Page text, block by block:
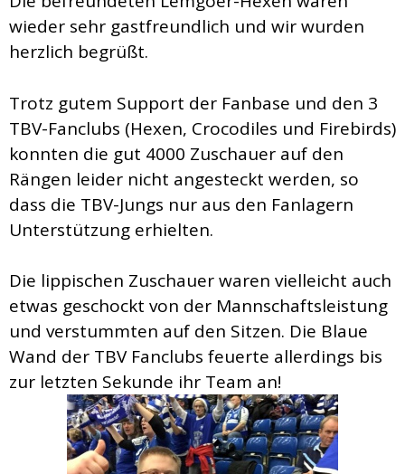
wieder sehr gastfreundlich und wir wurden
herzlich begrüßt.
Trotz gutem Support der Fanbase und den 3
TBV-Fanclubs (Hexen, Crocodiles und Firebirds)
konnten die gut 4000 Zuschauer auf den
Rängen leider nicht angesteckt werden, so
dass die TBV-Jungs nur aus den Fanlagern
Unterstützung erhielten.
Die lippischen Zuschauer waren vielleicht auch
etwas geschockt von der Mannschaftsleistung
und verstummten auf den Sitzen. Die Blaue
Wand der TBV Fanclubs feuerte allerdings bis
zur letzten Sekunde ihr Team an!